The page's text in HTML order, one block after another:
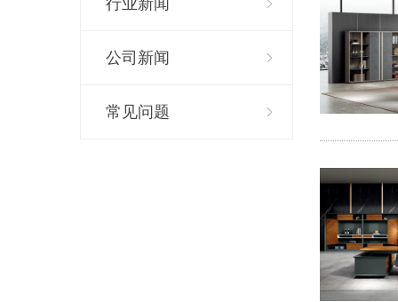
行业新闻
公司新闻
常见问题